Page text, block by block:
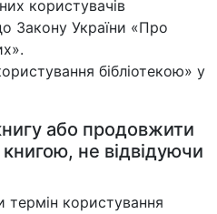
користувачів
Закону України «Про
бібліотекою» у
або продовжити
не відвідуючи
користування